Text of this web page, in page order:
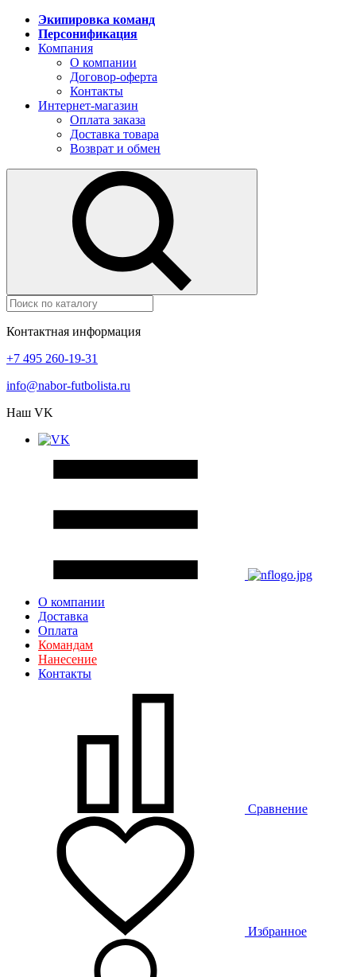
Экипировка команд
Персонификация
Компания
О компании
Договор-оферта
Контакты
Интернет-магазин
Оплата заказа
Доставка товара
Возврат и обмен
Контактная информация
+7 495 260-19-31
info@nabor-futbolista.ru
Наш VK
О компании
Доставка
Оплата
Командам
Нанесение
Контакты
Сравнение
Избранное